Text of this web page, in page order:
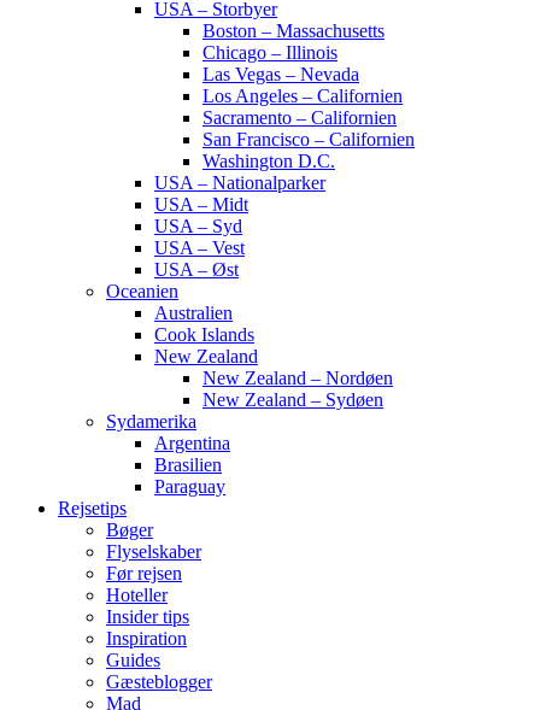
USA – Storbyer
Boston – Massachusetts
Chicago – Illinois
Las Vegas – Nevada
Los Angeles – Californien
Sacramento – Californien
San Francisco – Californien
Washington D.C.
USA – Nationalparker
USA – Midt
USA – Syd
USA – Vest
USA – Øst
Oceanien
Australien
Cook Islands
New Zealand
New Zealand – Nordøen
New Zealand – Sydøen
Sydamerika
Argentina
Brasilien
Paraguay
Rejsetips
Bøger
Flyselskaber
Før rejsen
Hoteller
Insider tips
Inspiration
Guides
Gæsteblogger
Mad